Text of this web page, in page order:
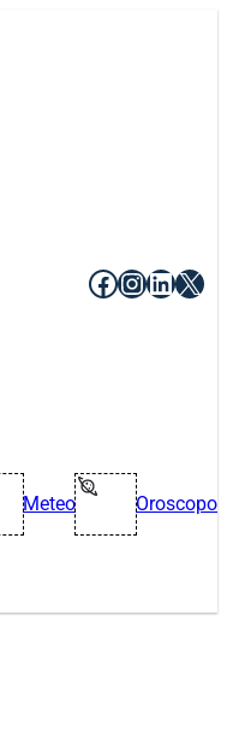
Facebook
X
Meteo Oroscopo